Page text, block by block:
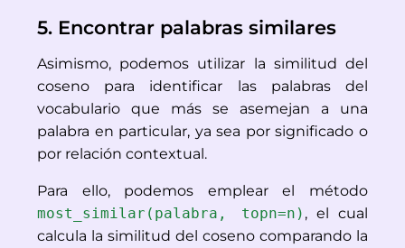
5. Encontrar palabras similares
Asimismo, podemos utilizar la similitud del
coseno para identificar las palabras del
vocabulario que más se asemejan a una
palabra en particular, ya sea por significado o
por relación contextual.
Para ello, podemos emplear el método
most_similar(palabra, topn=n) , el cual
calcula la similitud del coseno comparando la